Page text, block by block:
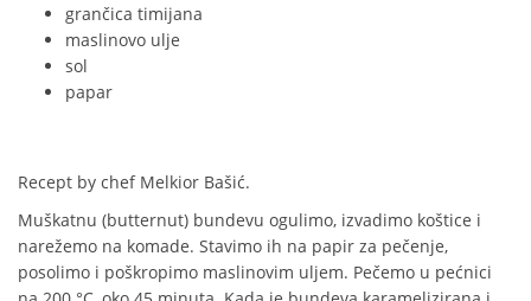
grančica timijana
maslinovo ulje
sol
papar
Recept by chef Melkior Bašić.
Muškatnu (butternut) bundevu ogulimo, izvadimo koštice i
narežemo na komade. Stavimo ih na papir za pečenje,
posolimo i poškropimo maslinovim uljem. Pečemo u pećnici